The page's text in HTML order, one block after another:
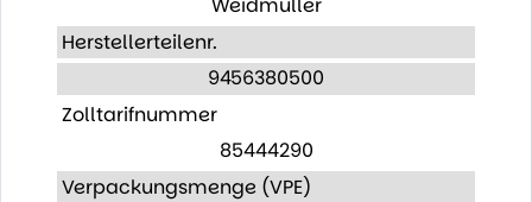
Weidmüller
Herstellerteilenr.
9456380500
Zolltarifnummer
85444290
Verpackungsmenge (VPE)